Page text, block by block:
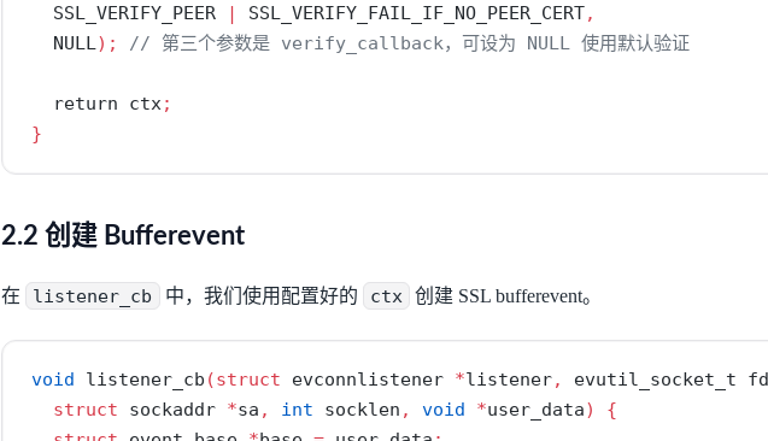
  SSL_VERIFY_PEER
| SSL_VERIFY_FAIL_IF_NO_PEER_CERT,
  NULL
); // 第三个参数是 verify_callback，可设为 NULL 使用默认验证
return ctx;
}
2.2 创建 Bufferevent
在 listener_cb 中，我们使用配置好的 ctx 创建 SSL bufferevent。
void listener_cb (struct evconnlistener *listener, evutil_socket_t fd
struct sockaddr *sa , int socklen , void *user_data)
{